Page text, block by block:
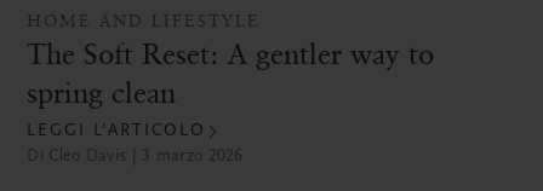
HOME AND LIFESTYLE
The Soft Reset: A gentler way to
spring clean
LEGGI L’ARTICOLO
Di Cleo Davis | 3 marzo 2026